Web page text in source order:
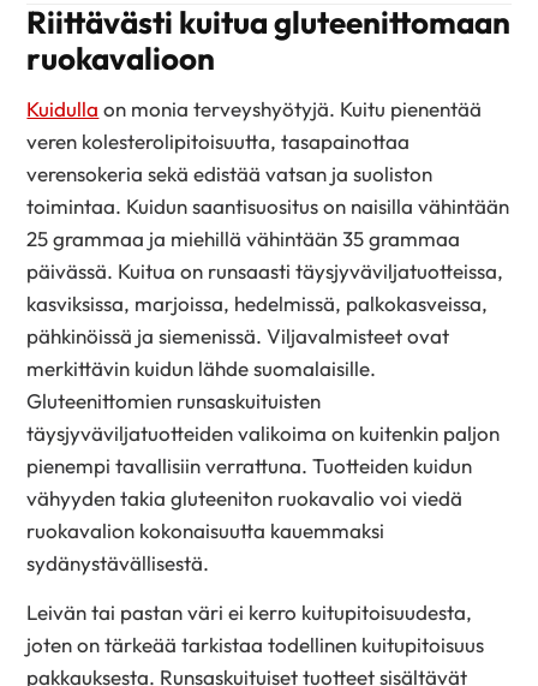
Riittävästi kuitua gluteenittomaan
ruokavalioon
Kuidulla on monia terveyshyötyjä. Kuitu pienentää
veren kolesterolipitoisuutta, tasapainottaa
verensokeria sekä edistää vatsan ja suoliston
toimintaa. Kuidun saantisuositus on naisilla vähintään
25 grammaa ja miehillä vähintään 35 grammaa
päivässä. Kuitua on runsaasti täysjyväviljatuotteissa,
kasviksissa, marjoissa, hedelmissä, palkokasveissa,
pähkinöissä ja siemenissä. Viljavalmisteet ovat
merkittävin kuidun lähde suomalaisille.
Gluteenittomien runsaskuituisten
täysjyväviljatuotteiden valikoima on kuitenkin paljon
pienempi tavallisiin verrattuna. Tuotteiden kuidun
vähyyden takia gluteeniton ruokavalio voi viedä
ruokavalion kokonaisuutta kauemmaksi
sydänystävällisestä.
Leivän tai pastan väri ei kerro kuitupitoisuudesta,
joten on tärkeää tarkistaa todellinen kuitupitoisuus
pakkauksesta. Runsaskuituiset tuotteet sisältävät